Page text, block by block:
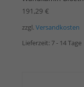
191,29 €
zzgl. Versandkosten
Lieferzeit: 7 - 14 Tage